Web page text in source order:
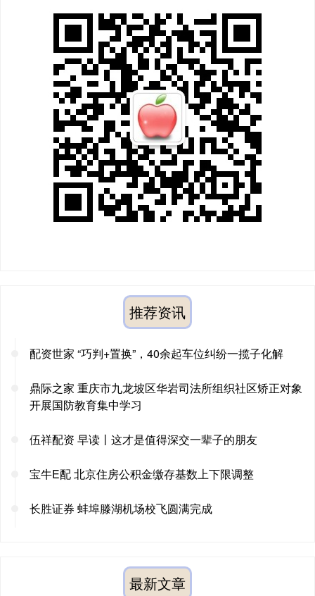
推荐资讯
配资世家 “巧判+置换”，40余起车位纠纷一揽子化解
鼎际之家 重庆市九龙坡区华岩司法所组织社区矫正对象
开展国防教育集中学习
伍祥配资 早读丨这才是值得深交一辈子的朋友
宝牛E配 北京住房公积金缴存基数上下限调整
长胜证券 蚌埠滕湖机场校飞圆满完成
最新文章